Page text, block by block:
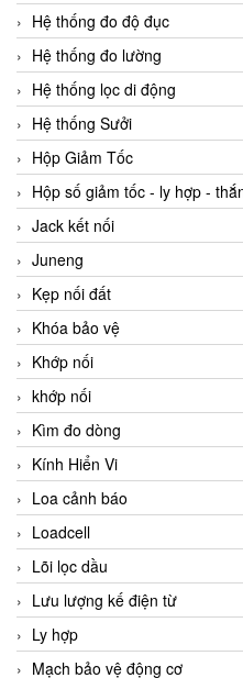
Hệ thống đo độ đục
Hệ thống đo lường
Hệ thống lọc di động
Hệ thống Sưởi
Hộp Giảm Tốc
Hộp số giảm tốc - ly hợp -
Jack kết nối
Juneng
Kẹp nối đất
Khóa bảo vệ
Khớp nối
khớp nối
Kìm đo dòng
Kính Hiển Vi
Loa cảnh báo
Loadcell
Lõi lọc dầu
Lưu lượng kế điện từ
Ly hợp
Mạch bảo vệ động cơ